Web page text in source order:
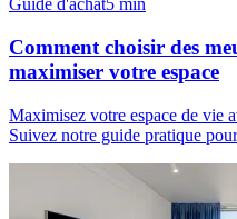
Guide d'achat5 min
Comment choisir des
maximiser votre espace
Maximisez votre espace de vie
Suivez notre guide pratique